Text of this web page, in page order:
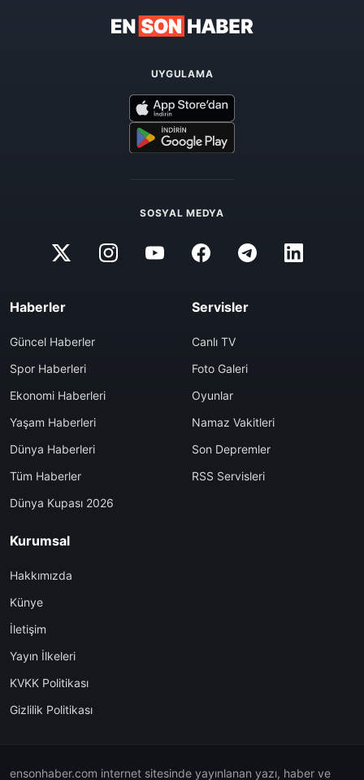
UYGULAMA
SOSYAL MEDYA
Haberler
Güncel Haberler
Spor Haberleri
Ekonomi Haberleri
Yaşam Haberleri
Dünya Haberleri
Tüm Haberler
Dünya Kupası 2026
Servisler
Canlı TV
Foto Galeri
Oyunlar
Namaz Vakitleri
Son Depremler
RSS Servisleri
Kurumsal
Hakkımızda
Künye
İletişim
Yayın İlkeleri
KVKK Politikası
Gizlilik Politikası
ensonhaber.com internet sitesinde yayınlanan yazı, haber ve